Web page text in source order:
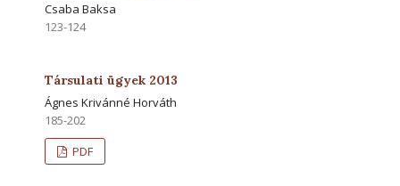
Csaba Baksa
123-124
Társulati ügyek 2013
Ágnes Krivánné Horváth
185-202
PDF